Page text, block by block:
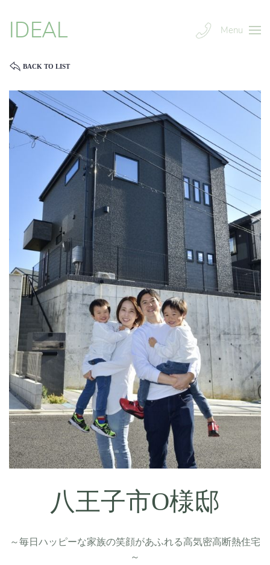
IDEAL Menu
BACK TO LIST
八王子市O様邸
～毎日ハッピーな家族の笑顔があふれる高気密高断熱住宅
～